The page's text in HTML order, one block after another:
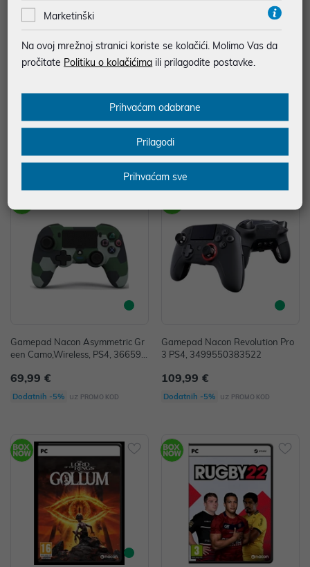
Gamepad NACON Revolution Pr
o Controller 5 PS5 Crni P/N: 3665
962023541
229,99 €
Gamepad Nacon Asymmetric Gr
ay Camo, Wireless, PS4,3665962
010107
69,99 €
Dodatnih -5%
Gamepad Nacon Asymmetric Gr
een Camo,Wireless, PS4, 366596
69,99 €
Dodatnih -5% uz PROMO KOD
Gamepad Nacon Revolution Pro
3 PS4, 3499550383522
109,99 €
Dodatnih -5% uz PROMO KOD
Marketinški
Na ovoj mrežnoj stranici koriste se kolačići. Molimo Vas da
pročitate Politiku o kolačićima ili prilagodite postavke.
Prihvaćam odabrane
Prilagodi
Prihvaćam sve